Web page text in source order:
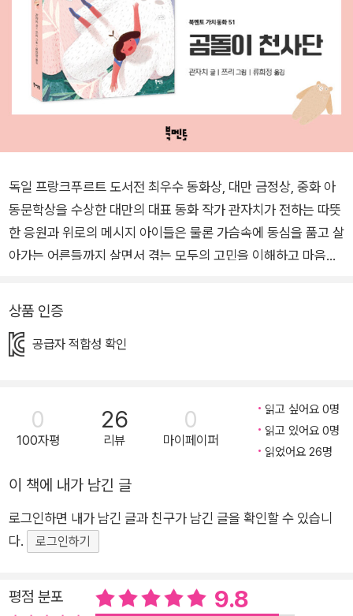
독일 프랑크푸르트 도서전 최우수 동화상, 대만 금정상, 중화 아
동문학상을 수상한 대만의 대표 동화 작가 관자치가 전하는 따뜻
한 응원과 위로의 메시지 아이들은 물론 가슴속에 동심을 품고 살
아가는 어른들까지 살면서 겪는 모두의 고민을 이해하고 마음을
해.” 《곰돌이 천사단》은 성장기를 뚫고 한 발 나아가려는 아이들
격려, 담담하고 부드러운 위로로 어루만져 주는 마음치유 동화다.
상의 공간’이라는 설정을 통해 아이들이 지금 겪고 있는 걱정과
고민을 스스로 마주할 수 있게 돕는다. 다툼에 대한 공포, 갖고 싶
은 게 있지만 가질 수 없는 속상함, 사랑하는 이들이 힘들어하는
모습을 지켜봐야 하는 괴로움, 상실이 초래할 슬픔과 두려움, 사
이런 고민의 모습들은 아이들이라고 해서 어른들과 크게 다르지
않다. 어쩌면 어른이 되어서도 종류와 강도만 달라졌을 뿐 어린
이들은 처음 맞닥뜨리는 상황들과 처음 느껴 보는 감정들이 많아
상품 인증
공급자 적합성 확인
0
100자평
26
리뷰
0
마이페이퍼
읽고 싶어요 0명
읽고 있어요 0명
읽었어요 26명
이 책에 내가 남긴 글
로그인하면 내가 남긴 글과 친구가 남긴 글을 확인할 수 있습니
다.
로그인하기
평점 분포 9.8